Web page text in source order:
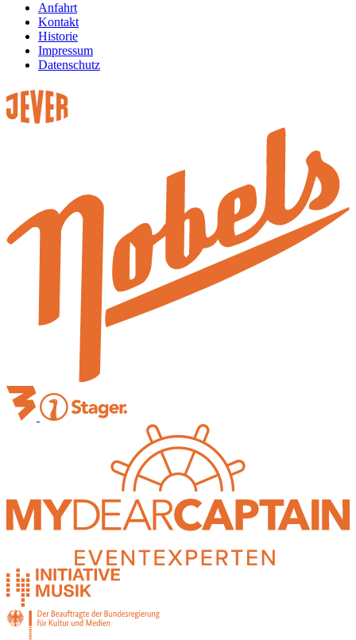
Anfahrt
Kontakt
Historie
Impressum
Datenschutz